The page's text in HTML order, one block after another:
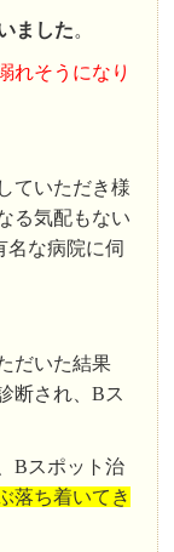
ました。
れそうになり
ていただき様
る気配もない
名な病院に伺
だいた結果
断され、Bス
Bスポット治
落ち着いてき